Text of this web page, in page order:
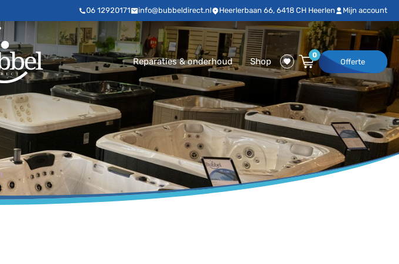
06 12920171 info@bubbeldirect.nl Heerlerbaan 66, 6418 CH Heerlen Mijn account
Reparaties & onderhoud Shop
0
Offerte